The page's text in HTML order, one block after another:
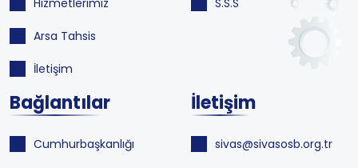
Hizmetlerimiz
Arsa Tahsis
İletişim
S.S.S
Bağlantılar
Cumhurbaşkanlığı
İletişim
sivas@sivasosb.org.tr